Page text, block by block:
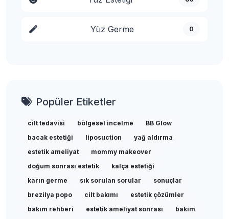
Yüz Germe 0
Popüler Etiketler
cilt tedavisi bölgesel incelme
BB Glow
bacak estetiği
liposuction
yağ aldırma
estetik ameliyat
mommy makeover
doğum sonrası estetik
kalça estetiği
karın germe
sık sorulan sorular
sonuçlar
brezilya popo
cilt bakımı
estetik çözümler
bakım rehberi
estetik ameliyat sonrası
bakım